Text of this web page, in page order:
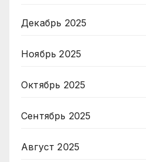
Декабрь 2025
Ноябрь 2025
Октябрь 2025
Сентябрь 2025
Август 2025